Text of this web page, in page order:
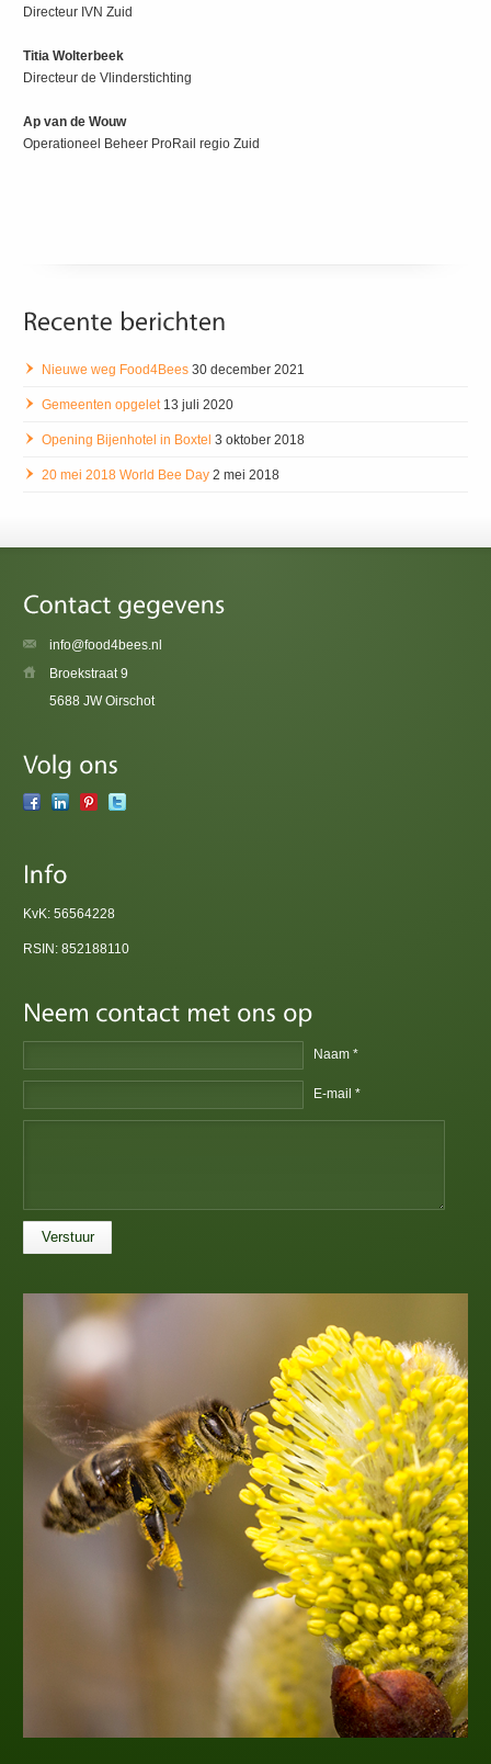
Directeur IVN Zuid
Titia Wolterbeek
Directeur de Vlinderstichting
Ap van de Wouw
Operationeel Beheer ProRail regio Zuid
Nieuwe weg Food4Bees 30 december 2021
Gemeenten opgelet 13 juli 2020
Opening Bijenhotel in Boxtel 3 oktober 2018
20 mei 2018 World Bee Day 2 mei 2018
info@food4bees.nl
Broekstraat 9
5688 JW Oirschot
KvK: 56564228
RSIN: 852188110
Naam *
E-mail *
Verstuur